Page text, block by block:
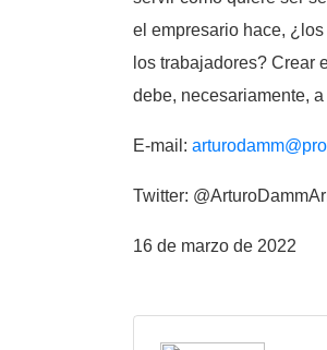
el empresario hace,
los trabajadores? Crear
debe, necesariamente,
E-mail:
Twitter:
16 de marzo de 2022